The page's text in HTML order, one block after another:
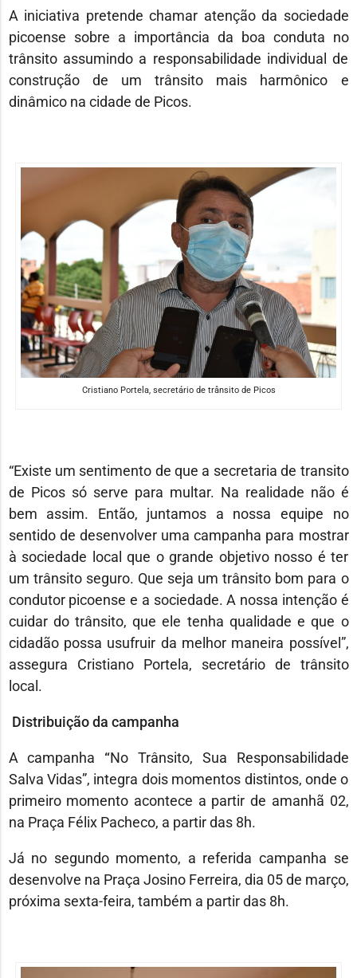
A iniciativa pretende chamar atenção da sociedade
picoense sobre a importância da boa conduta no
trânsito assumindo a responsabilidade individual de
construção de um trânsito mais harmônico e
dinâmico na cidade de Picos.
Cristiano Portela, secretário de trânsito de Picos
“Existe um sentimento de que a secretaria de transito
de Picos só serve para multar. Na realidade não é
bem assim. Então, juntamos a nossa equipe no
sentido de desenvolver uma campanha para mostrar
à sociedade local que o grande objetivo nosso é ter
um trânsito seguro. Que seja um trânsito bom para o
condutor picoense e a sociedade. A nossa intenção é
cuidar do trânsito, que ele tenha qualidade e que o
cidadão possa usufruir da melhor maneira possível”,
assegura Cristiano Portela, secretário de trânsito
local.
Distribuição da campanha
A campanha “No Trânsito, Sua Responsabilidade
Salva Vidas”, integra dois momentos distintos, onde o
primeiro momento acontece a partir de amanhã 02,
na Praça Félix Pacheco, a partir das 8h.
Já no segundo momento, a referida campanha se
desenvolve na Praça Josino Ferreira, dia 05 de março,
próxima sexta-feira, também a partir das 8h.